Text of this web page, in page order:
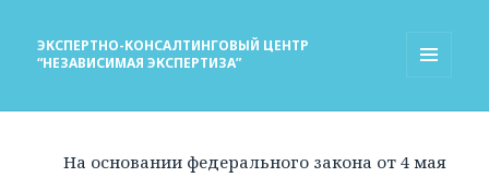
ЭКСПЕРТНО-КОНСАЛТИНГОВЫЙ ЦЕНТР
“НЕЗАВИСИМАЯ ЭКСПЕРТИЗА”
На основании федерального закона от 4 мая